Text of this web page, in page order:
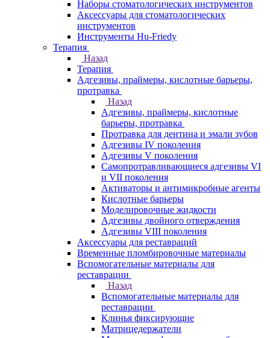
Наборы стоматологических инструментов
Аксессуары для стоматологических
инструментов
Инструменты Hu-Friedy
Терапия
Назад
Терапия
Адгезивы, праймеры, кислотные барьеры,
протравка
Назад
Адгезивы, праймеры, кислотные
барьеры, протравка
Протравка для дентина и эмали зубов
Адгезивы IV поколения
Адгезивы V поколения
Самопротравливающиеся адгезивы VI
и VII поколения
Активаторы и антимикробные агенты
Кислотные барьеры
Моделировочные жидкости
Адгезивы двойного отверждения
Адгезивы VIII поколения
Аксессуары для реставраций
Временные пломбировочные материалы
Вспомогательные материалы для
реставрации
Назад
Вспомогательные материалы для
реставрации
Клинья фиксирующие
Матрицедержатели